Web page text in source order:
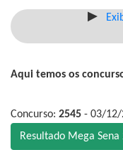
Aqui temos os
Concurso: 2545 - 03/12/
Resultado Mega Sena